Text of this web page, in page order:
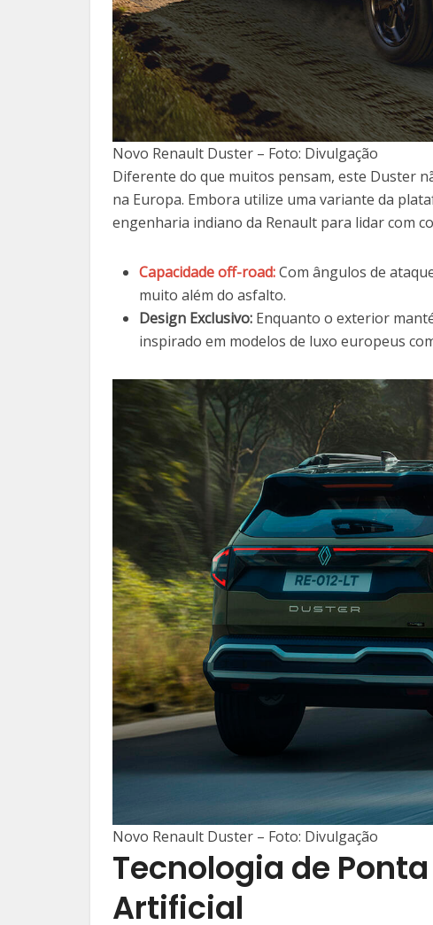
Novo Renault Duster – Foto: Divulgação
Diferente do que muitos pensam, este Duster
na Europa. Embora utilize uma variante da
engenharia indiano da Renault para lidar com
Capacidade off-road:Com ângulos de
muito além do asfalto.
Design Exclusivo: Enquanto o exterior
inspirado em modelos de luxo europeus
Novo Renault Duster – Foto: Divulgação
Tecnologia de
Artificial